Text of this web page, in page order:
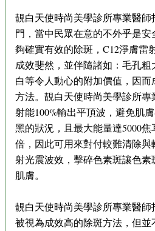
靚白天使時尚美學診所專業醫師
門，當中民眾在意的不外乎是
夠確實有效的除斑，C12淨膚雷
成效斐然，並伴隨諸如：毛孔
白等令人動心的附加價值，因
方法。靚白天使時尚美學診所
射能100%輸出平頂波，避免肌
黑的狀況，且最大能量達5000
倍，因此可用來對付較難清除
射光震波效，擊碎色素斑讓色
肌膚。
靚白天使時尚美學診所專業醫
被視為成效高的除斑方法，但